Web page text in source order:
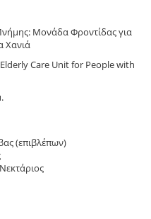
Μονάδα Φροντίδας για
Χανιά
Care Unit for People with
(επιβλέπων)